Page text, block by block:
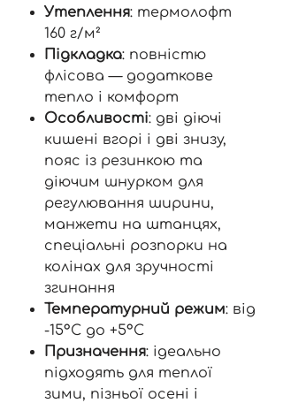
Утеплення: термолофт
160 г/м²
Підкладка: повністю
флісова — додаткове
тепло і комфорт
Особливості: дві діючі
кишені вгорі і дві знизу,
пояс із резинкою та
діючим шнурком для
регулювання ширини,
манжети на штанцях,
спеціальні розпорки на
колінах для зручності
згинання
Температурний режим: від
-15°C до +5°C
Призначення: ідеально
підходять для теплої
зими, пізньої осені і